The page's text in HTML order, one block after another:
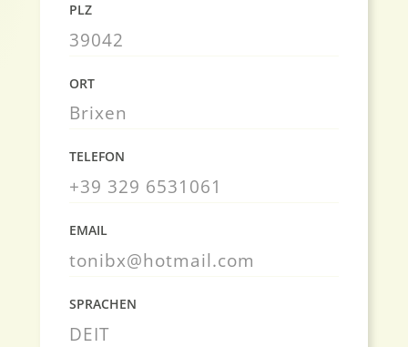
PLZ
39042
ORT
Brixen
TELEFON
+39 329 6531061
EMAIL
tonibx@hotmail.com
SPRACHEN
DEIT